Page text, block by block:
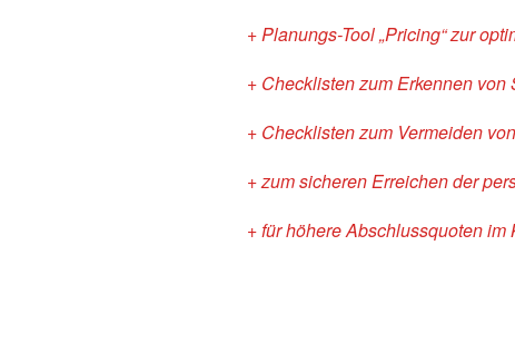
+ Planungs-Tool „Pricing“ zur
+ Checklisten zum Erkennen
+ Checklisten zum Vermeiden
+ zum sicheren Erreichen der
+ für höhere Abschlussquoten im